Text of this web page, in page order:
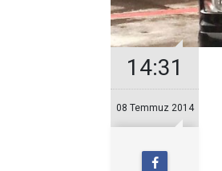
14:31
08 Temmuz 2014